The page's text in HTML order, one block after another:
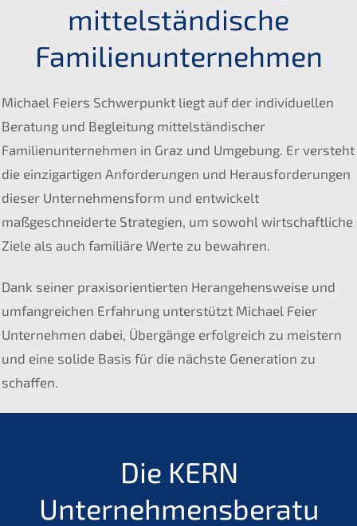
mittelständische
Familienunternehmen
Michael Feiers Schwerpunkt liegt auf der individuellen
Beratung und Begleitung mittelständischer
Familienunternehmen in Graz und Umgebung. Er versteht
die einzigartigen Anforderungen und Herausforderungen
dieser Unternehmensform und entwickelt
maßgeschneiderte Strategien, um sowohl wirtschaftliche
Ziele als auch familiäre Werte zu bewahren.
Dank seiner praxisorientierten Herangehensweise und
umfangreichen Erfahrung unterstützt Michael Feier
Unternehmen dabei, Übergänge erfolgreich zu meistern
und eine solide Basis für die nächste Generation zu
schaffen.
Die KERN
Unternehmensberatu